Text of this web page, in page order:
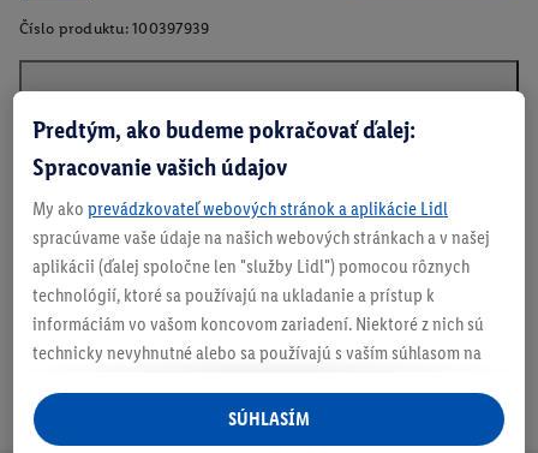
Číslo produktu: 100397939
Na stiahnutie
Predtým, ako budeme pokračovať ďalej:
Spracovanie vašich údajov
My ako prevádzkovateľ webových stránok a aplikácie Lidl
spracúvame vaše údaje na našich webových stránkach a v našej
aplikácii (ďalej spoločne len "služby Lidl") pomocou rôznych
technológií, ktoré sa používajú na ukladanie a prístup k
informáciám vo vašom koncovom zariadení. Niektoré z nich sú
technicky nevyhnutné alebo sa používajú s vaším súhlasom na
personalizovanú reklamu v rámci služieb Lidl aj mimo nich. Ak
ste účastníkom programu Lidl Plus, na tieto účely sa spracúvajú
SÚHLASÍM